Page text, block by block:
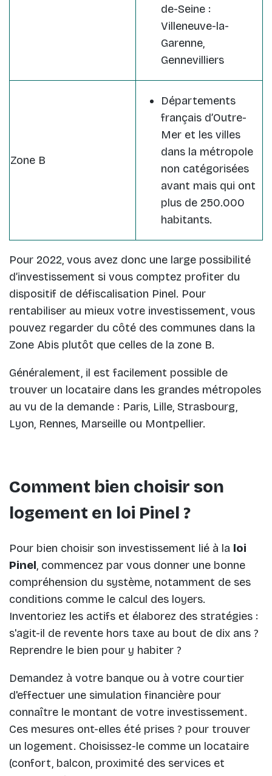
de-Seine :
Villeneuve-la-
Garenne,
Gennevilliers
Zone B
Départements
français d’Outre-
Mer et les villes
dans la métropole
non catégorisées
avant mais qui ont
plus de 250.000
habitants.
Pour 2022, vous avez donc une large possibilité
d’investissement si vous comptez profiter du
dispositif de défiscalisation Pinel. Pour
rentabiliser au mieux votre investissement, vous
pouvez regarder du côté des communes dans la
Zone Abis plutôt que celles de la zone B.
Généralement, il est facilement possible de
trouver un locataire dans les grandes métropoles
au vu de la demande : Paris, Lille, Strasbourg,
Lyon, Rennes, Marseille ou Montpellier.
Comment bien choisir son
logement en loi Pinel ?
Pour bien choisir son investissement lié à la loi
Pinel, commencez par vous donner une bonne
compréhension du système, notamment de ses
conditions comme le calcul des loyers.
Inventoriez les actifs et élaborez des stratégies :
s'agit-il de revente hors taxe au bout de dix ans ?
Reprendre le bien pour y habiter ?
Demandez à votre banque ou à votre courtier
d'effectuer une simulation financière pour
connaître le montant de votre investissement.
Ces mesures ont-elles été prises ? pour trouver
un logement. Choisissez-le comme un locataire
(confort, balcon, proximité des services et